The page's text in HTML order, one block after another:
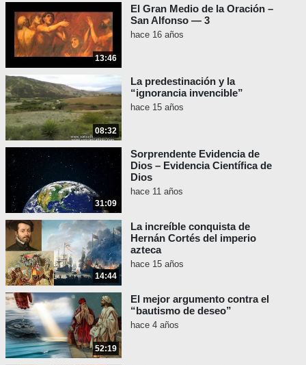
13:46
El Gran Medio de la Oración –
San Alfonso — 3
hace 16 años
08:32
La predestinación y la
“ignorancia invencible”
hace 15 años
31:09
Sorprendente Evidencia de
Dios – Evidencia Científica de
Dios
hace 11 años
14:44
La increíble conquista de
Hernán Cortés del imperio
azteca
hace 15 años
52:19
El mejor argumento contra el
“bautismo de deseo”
hace 4 años